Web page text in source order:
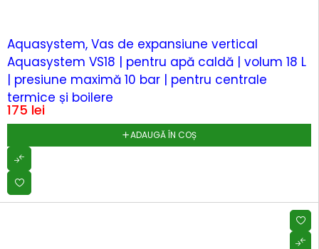
Aquasystem, Vas de expansiune vertical
Aquasystem VS18 | pentru apă caldă | volum 18 L
| presiune maximă 10 bar | pentru centrale
termice și boilere
175 lei
ADAUGĂ ÎN COȘ